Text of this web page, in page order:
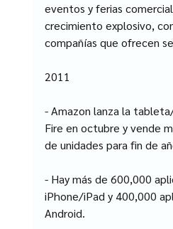
eventos y ferias
crecimiento explosivo,
compañías que ofrecen
2011
- Amazon lanza la
Fire en octubre y vende
de unidades para fin de
- Hay más de 600,000
iPhone/iPad y 400,000
Android.